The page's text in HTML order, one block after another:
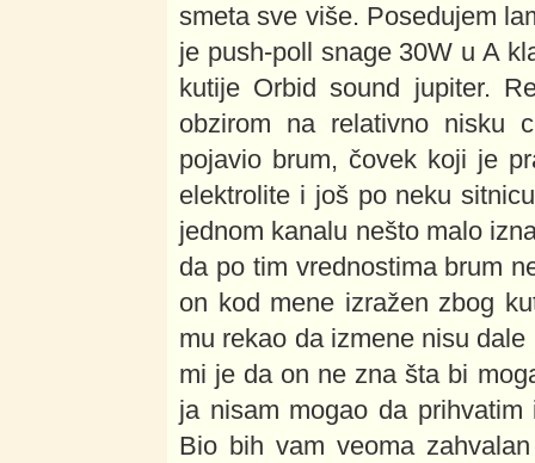
smeta sve više. Posedujem
je push-poll snage 30W u A
kutije Orbid sound jupiter.
obzirom na relativno nisku
pojavio brum, čovek koji je
elektrolite i još po neku
jednom kanalu nešto malo
da po tim vrednostima brum
on kod mene izražen zbog
mu rekao da izmene nisu
mi je da on ne zna šta bi
ja nisam mogao da
Bio bih vam veoma